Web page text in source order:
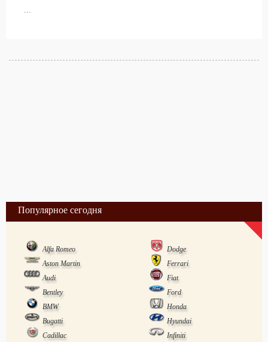
Популярное сегодня
Alfa Romeo
Dodge
Aston Martin
Ferrari
Audi
Fiat
Bentley
Ford
BMW
Honda
Bugatti
Hyundai
Cadillac
Infiniti